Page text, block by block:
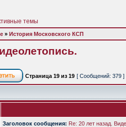
темы
» История Московского КСП
Страница 19 из 19 [ Сообщений: 379 ]
Заголовок сообщения: Re: 20 лет назад.